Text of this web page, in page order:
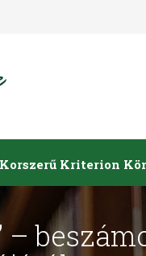
Korszerű Kriterion